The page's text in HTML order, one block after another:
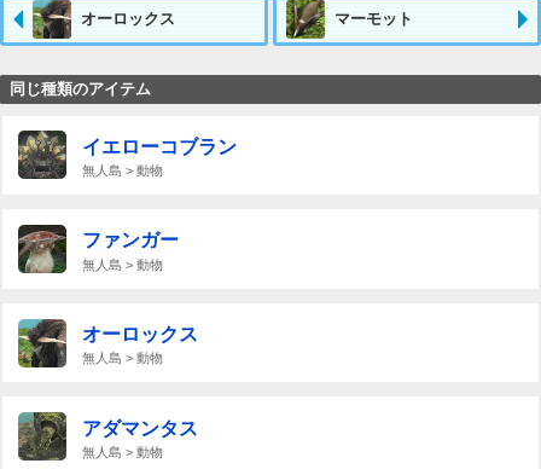
オーロックス マーモット
同じ種類のアイテム
イエローコブラン
無人島 > 動物
ファンガー
無人島 > 動物
オーロックス
無人島 > 動物
アダマンタス
無人島 > 動物